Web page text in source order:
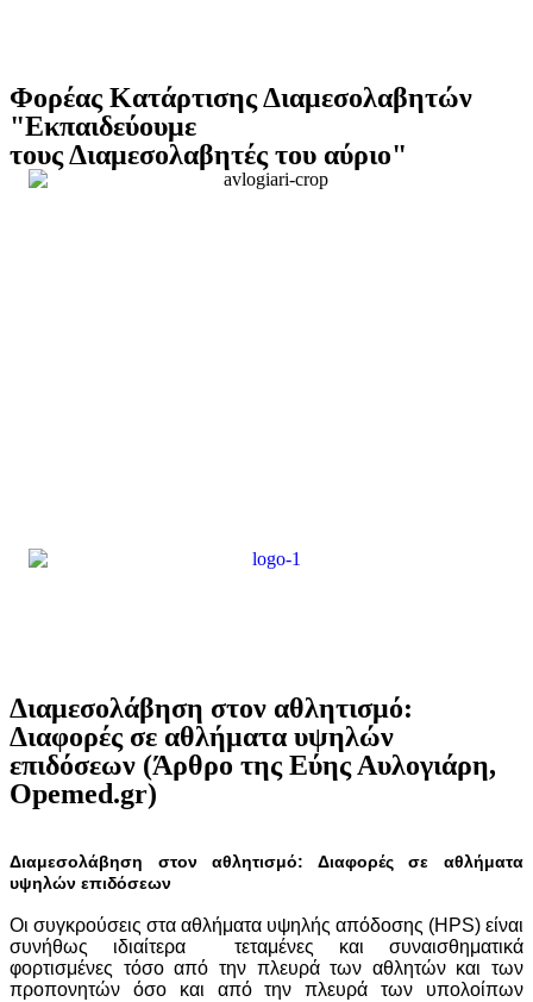
Φορέας Κατάρτισης Διαμεσολαβητών
"Εκπαιδεύουμε
τους Διαμεσολαβητές του αύριο"
Διαμεσολάβηση στον αθλητισμό:
Διαφορές σε αθλήματα υψηλών
επιδόσεων (Άρθρο της Εύης Αυλογιάρη,
Opemed.gr)
Διαμεσολάβηση στον αθλητισμό: Διαφορές σε αθλήματα
υψηλών επιδόσεων
Οι συγκρούσεις στα αθλήματα υψηλής απόδοσης (HPS) είναι
συνήθως ιδιαίτερα τεταμένες και συναισθηματικά
φορτισμένες τόσο από την πλευρά των αθλητών και των
προπονητών όσο και από την πλευρά των υπολοίπων